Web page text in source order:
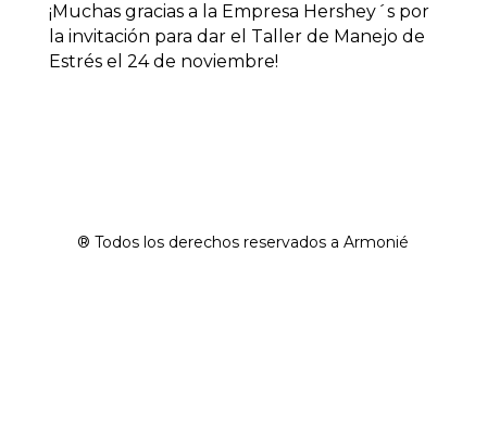
¡Muchas gracias a la Empresa Hershey´s por
la invitación para dar el Taller de Manejo de
Estrés el 24 de noviembre!
® Todos los derechos reservados a Armonié